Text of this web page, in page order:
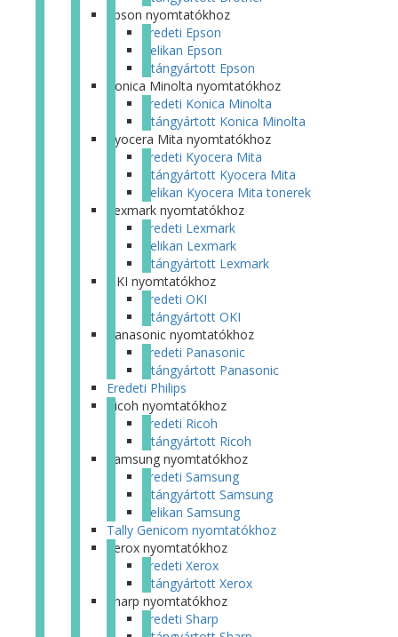
Epson nyomtatókhoz
Eredeti Epson
Pelikan Epson
Utángyártott Epson
Konica Minolta nyomtatókhoz
Eredeti Konica Minolta
Utángyártott Konica Minolta
Kyocera Mita nyomtatókhoz
Eredeti Kyocera Mita
Utángyártott Kyocera Mita
Pelikan Kyocera Mita tonerek
Lexmark nyomtatókhoz
Eredeti Lexmark
Pelikan Lexmark
Utángyártott Lexmark
OKI nyomtatókhoz
Eredeti OKI
Utángyártott OKI
Panasonic nyomtatókhoz
Eredeti Panasonic
Utángyártott Panasonic
Eredeti Philips
Ricoh nyomtatókhoz
Eredeti Ricoh
Utángyártott Ricoh
Samsung nyomtatókhoz
Eredeti Samsung
Utángyártott Samsung
Pelikan Samsung
Tally Genicom nyomtatókhoz
Xerox nyomtatókhoz
Eredeti Xerox
Utángyártott Xerox
Sharp nyomtatókhoz
Eredeti Sharp